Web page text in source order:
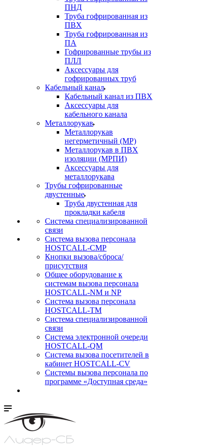
ПНД
Труба гофрированная из
ПВХ
Труба гофрированная из
ПА
Гофрированные трубы из
ПЛЛ
Аксессуары для
гофрированных труб
Кабельный канал
Кабельный канал из ПВХ
Аксессуары для
кабельного канала
Металлорукав
Металлорукав
негерметичный (МР)
Металлорукав в ПВХ
изоляции (МРПИ)
Аксессуары для
металлорукава
Трубы гофрированные
двустенные
Труба двустенная для
прокладки кабеля
Система специализированной
связи
Cистема вызова персонала
HOSTCALL-CMP
Кнопки вызова/сброса/
присутствия
Общее оборудование к
системам вызова персонала
HOSTCALL-NM и NP
Система вызова персонала
HOSTCALL-TM
Система специализированной
связи
Система электронной очереди
HOSTCALL-QM
Cистема вызова посетителей в
кабинет HOSTCALL-CV
Системы вызова персонала по
программе «Доступная среда»